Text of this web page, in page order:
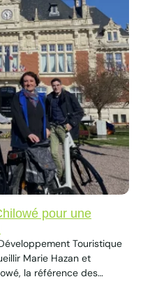
pour une
Touristique
Marie Hazan et
la référence des